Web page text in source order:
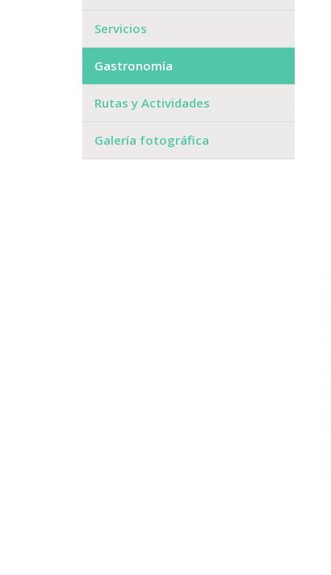
Servicios
Gastronomía
Rutas y Actividades
Galería fotográfica